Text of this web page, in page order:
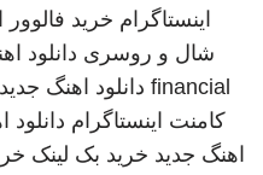
اینستاگرام خرید فالوور
شال و روسری دانلود
financial دانلود اهنگ جدید
کامنت اینستاگرام دانلود
اهنگ جدید خرید بک لینک